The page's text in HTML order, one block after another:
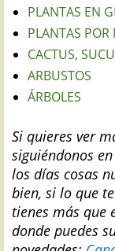
PLANTAS EN
PLANTAS POR
CACTUS,
ARBUSTOS
ÁRBOLES
Si quieres ver
siguiéndonos en
los días cosas
bien, si lo que
tienes más que
donde puedes